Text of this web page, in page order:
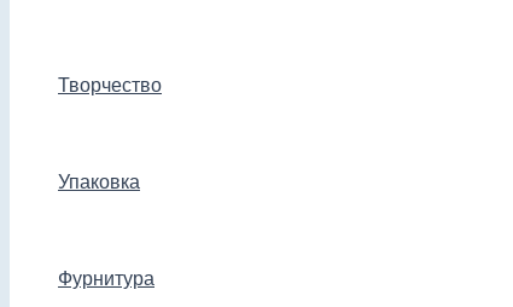
Творчество
Упаковка
Фурнитура